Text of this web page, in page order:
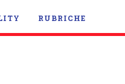
RUBRICHE